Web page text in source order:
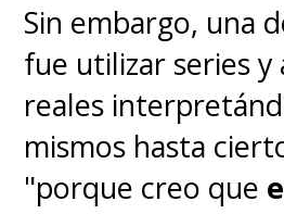
Sin embargo, una
fue utilizar series y
reales
mismos hasta
"porque creo que